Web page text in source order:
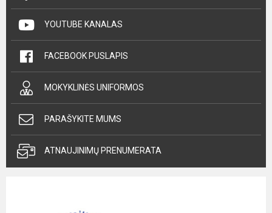
YOUTUBE KANALAS
FACEBOOK PUSLAPIS
MOKYKLINĖS UNIFORMOS
PARAŠYKITE MUMS
ATNAUJINIMŲ PRENUMERATA